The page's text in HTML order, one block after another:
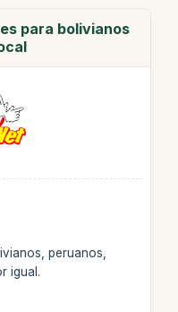
para bolivianos
peruanos,
igual.